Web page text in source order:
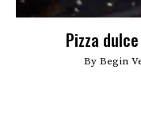
Pizza
By Begin